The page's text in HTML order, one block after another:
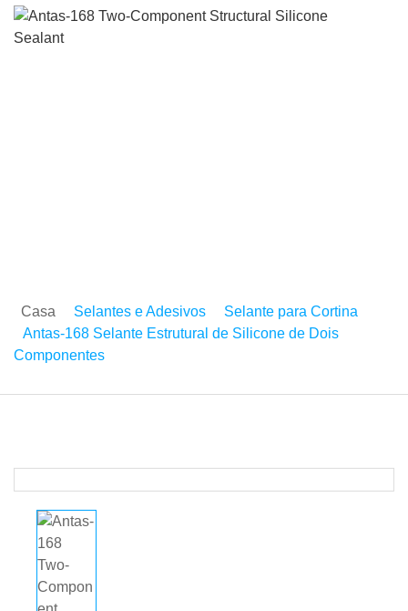
Casa Selantes e Adesivos
Selante para Cortina
Antas-168 Selante Estrutural de Silicone de Dois
Componentes